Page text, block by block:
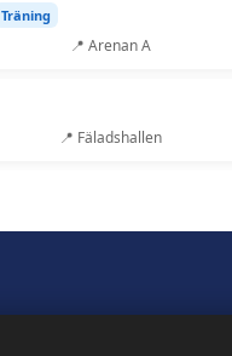
Träning
📍 Arenan A
📍 Fäladshallen